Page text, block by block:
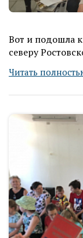
Вот и подошла
северу
Читать